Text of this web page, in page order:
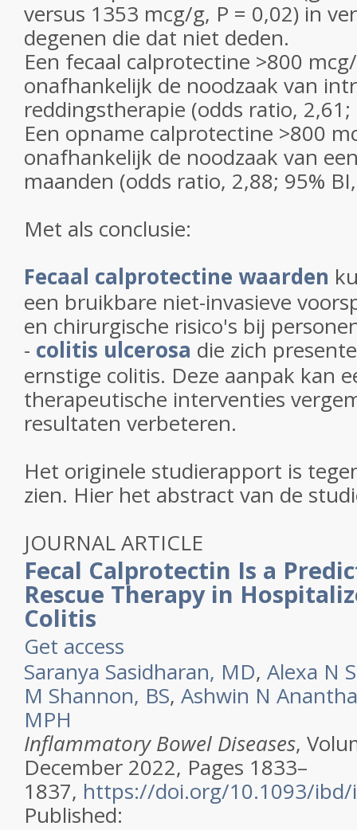
versus 1353 mcg/g, P = 0,02) in
degenen die dat niet deden.
Een fecaal calprotectine >800
onafhankelijk de noodzaak van
reddingstherapie (odds ratio, 2,61;
Een opname calprotectine >800
onafhankelijk de noodzaak van
maanden (odds ratio, 2,88; 95%
Met als conclusie:
Fecaal calprotectine waarden
een bruikbare niet-invasieve
en chirurgische risico's bij
- colitis ulcerosa die zich
ernstige colitis. Deze aanpak kan
therapeutische interventies
resultaten verbeteren.
Het originele studierapport is
zien. Hier het abstract van de
JOURNAL ARTICLE
Fecal Calprotectin Is a
Rescue Therapy in
Colitis
Get access
Saranya Sasidharan, MD, Alexa N
M Shannon, BS, Ashwin N
MPH
Inflammatory Bowel Diseases,
December 2022, Pages 1833–
1837, https://doi.org/10.1093/ibd/
Published: